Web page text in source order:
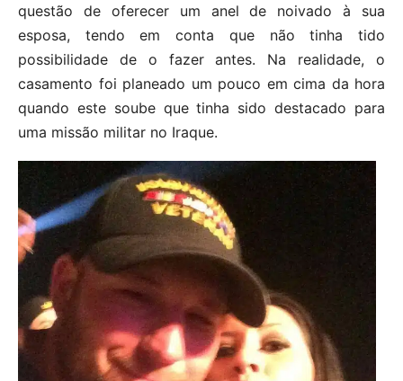
questão de oferecer um anel de noivado à sua
esposa, tendo em conta que não tinha tido
possibilidade de o fazer antes. Na realidade, o
casamento foi planeado um pouco em cima da hora
quando este soube que tinha sido destacado para
uma missão militar no Iraque.